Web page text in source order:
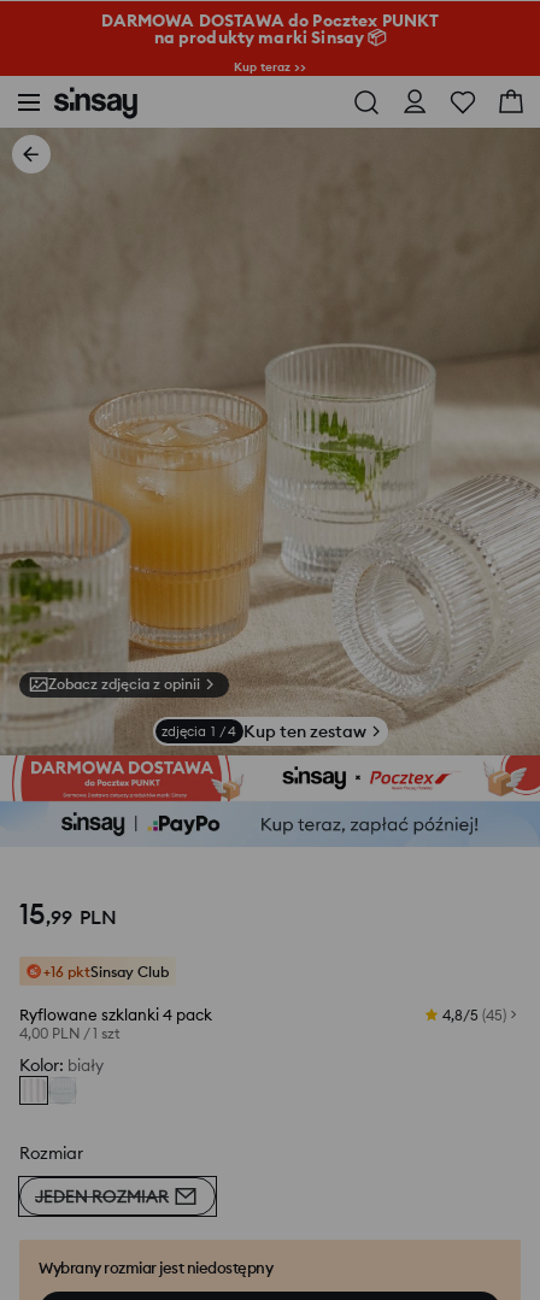
DARMOWA DOSTAWA do Pocztex PUNKT
na produkty marki Sinsay 📦
Kup teraz >>
Zobacz zdjęcia z opinii
zdjęcia 1 /4 Kup ten zestaw
15,99 PLN
+16 pktSinsay Club
Ryflowane szklanki 4 pack
4,00 PLN /1 szt
4,8/5 (45)
Kolor: biały
Rozmiar
JEDEN ROZMIAR
Wybrany rozmiar jest niedostępny